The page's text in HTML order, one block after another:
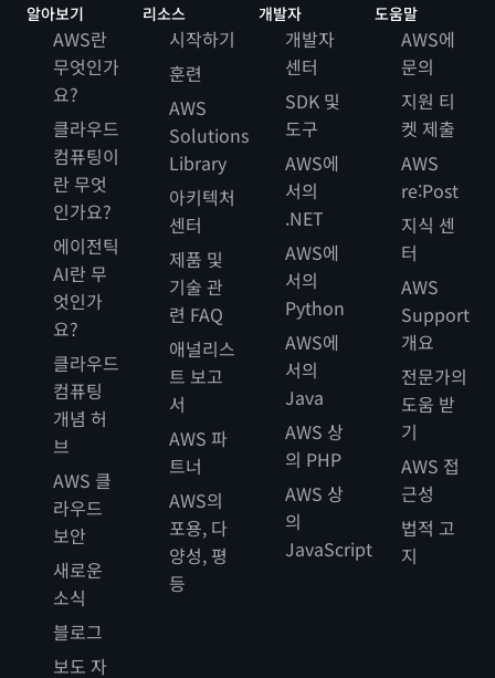
알아보기
AWS란
무엇인가
요?
클라우드
컴퓨팅이
란 무엇
인가요?
에이전틱
AI란 무
엇인가
요?
클라우드
컴퓨팅
개념 허
브
AWS 클
라우드
보안
새로운
소식
블로그
보도 자
리소스
시작하기
훈련
AWS
Solutions
Library
아키텍처
센터
제품 및
기술 관
련 FAQ
애널리스
트 보고
서
AWS 파
트너
AWS의
포용, 다
양성, 평
등
개발자
개발자
센터
SDK 및
도구
AWS에
서의
.NET
AWS에
서의
Python
AWS에
서의
Java
AWS 상
의 PHP
AWS 상
의
JavaScript
도움말
AWS에
문의
지원 티
켓 제출
AWS
re:Post
지식 센
터
AWS
Support
개요
전문가의
도움 받
기
AWS 접
근성
법적 고
지